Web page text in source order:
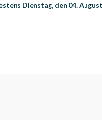
Dienstag, den 04.